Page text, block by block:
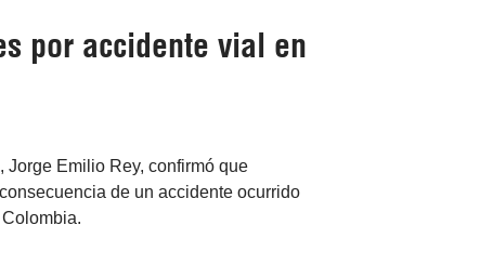
por accidente vial en
Jorge Emilio Rey, confirmó que
de un accidente ocurrido